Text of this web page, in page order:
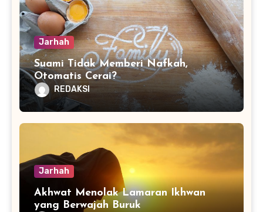
Jarhah
Suami Tidak Memberi Nafkah,
Otomatis Cerai?
REDAKSI
Jarhah
Akhwat Menolak Lamaran Ikhwan
yang Berwajah Buruk